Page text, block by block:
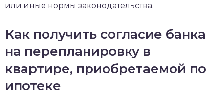
или иные нормы законодательства.
Как получить согласие банка
на перепланировку в
квартире, приобретаемой по
ипотеке